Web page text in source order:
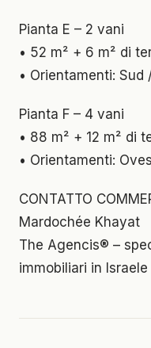
Pianta E – 2 vani
• 52 m² + 6 m² di
• Orientamenti: Sud
Pianta F – 4 vani
• 88 m² + 12 m² di
• Orientamenti:
CONTATTO
Mardochée Khayat
The Agencis® –
immobiliari in Israele